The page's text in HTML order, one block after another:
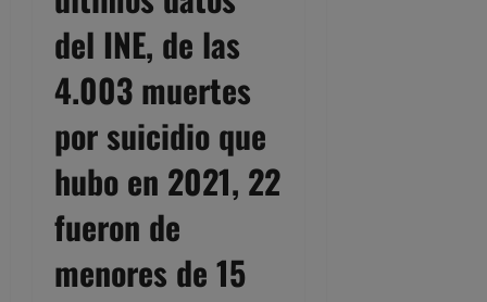
del INE, de las
4.003 muertes
por suicidio que
hubo en 2021, 22
fueron de
menores de 15